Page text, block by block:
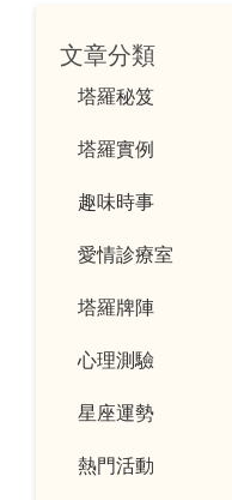
文章分類
塔羅秘笈
塔羅實例
趣味時事
愛情診療室
塔羅牌陣
心理測驗
星座運勢
熱門活動